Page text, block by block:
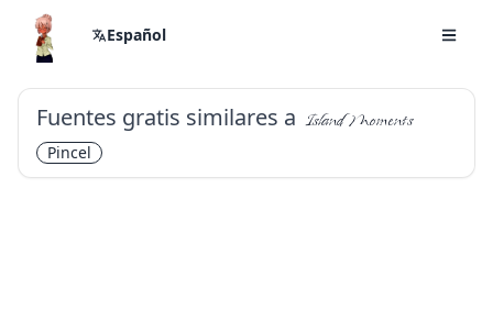
Español
Fuentes gratis similares a Island Moments
Pincel